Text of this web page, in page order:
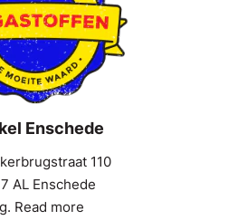
Enschede
110
AL Enschede
Read more